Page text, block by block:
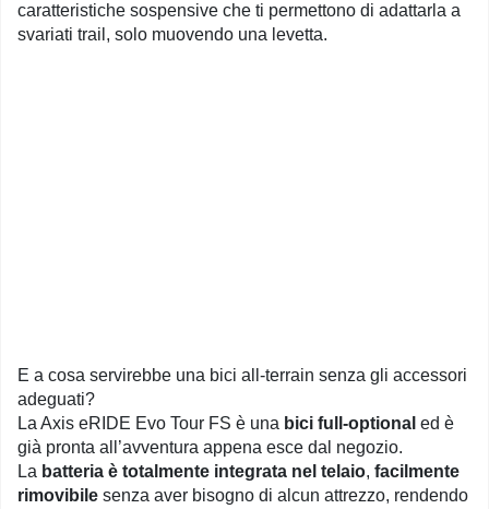
caratteristiche sospensive che ti permettono di adattarla a
svariati trail, solo muovendo una levetta.
E a cosa servirebbe una bici all-terrain senza gli accessori
adeguati?
La Axis eRIDE Evo Tour FS è una bici full-optional ed è
già pronta all’avventura appena esce dal negozio.
La batteria è totalmente integrata nel telaio, facilmente
rimovibile senza aver bisogno di alcun attrezzo, rendendo